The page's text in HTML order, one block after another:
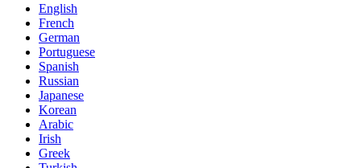
English
French
German
Portuguese
Spanish
Russian
Japanese
Korean
Arabic
Irish
Greek